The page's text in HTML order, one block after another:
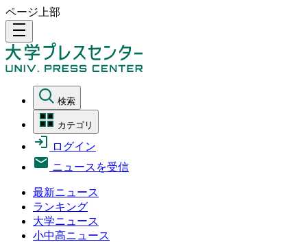
ページ上部
density_medium
検索
カテゴリ
ログイン
ニュースを受信
最新ニュース
ランキング
大学ニュース
小中高ニュース